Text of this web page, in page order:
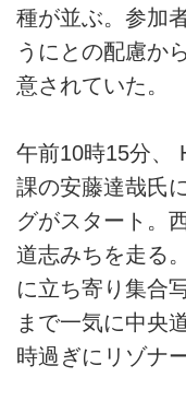
種が並ぶ。参加
うにとの配慮か
意されていた。
午前10時15分、
課の安藤達哉氏
グがスタート。
道志みちを走る
に立ち寄り集合
まで一気に中央
時過ぎにリゾナ